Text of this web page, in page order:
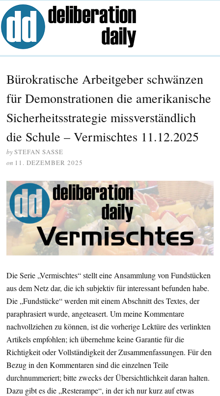
Bürokratische Arbeitgeber schwänzen
für Demonstrationen die amerikanische
Sicherheitsstrategie missverständlich
die Schule – Vermischtes 11.12.2025
bySTEFAN SASSE
on 11. DEZEMBER 2025
Die Serie „Vermischtes“ stellt eine Ansammlung von Fundstücken
aus dem Netz dar, die ich subjektiv für interessant befunden habe.
Die „Fundstücke“ werden mit einem Abschnitt des Textes, der
paraphrasiert wurde, angeteasert. Um meine Kommentare
nachvollziehen zu können, ist die vorherige Lektüre des verlinkten
Artikels empfohlen; ich übernehme keine Garantie für die
Richtigkeit oder Vollständigkeit der Zusammenfassungen. Für den
Bezug in den Kommentaren sind die einzelnen Teile
durchnummeriert; bitte zwecks der Übersichtlichkeit daran halten.
Dazu gibt es die „Resterampe“, in der ich nur kurz auf etwas